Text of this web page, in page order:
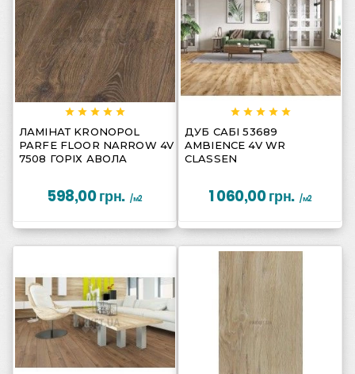
  
    
ЛАМІНАТ KRONOPOL
PARFE FLOOR NARROW 4V
7508 ГОРІХ АВОЛА
598,00 грн. /м2
 
    
ДУБ САБІ 53689
AMBIENCE 4V WR
CLASSEN
1 060,00 грн. /м2